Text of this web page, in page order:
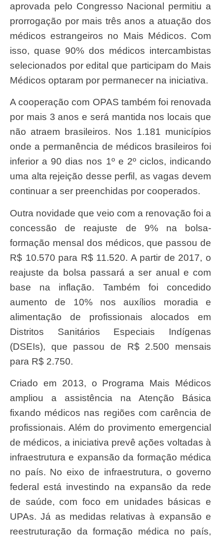
aprovada pelo Congresso Nacional permitiu a
prorrogação por mais três anos a atuação dos
médicos estrangeiros no Mais Médicos. Com
isso, quase 90% dos médicos intercambistas
selecionados por edital que participam do Mais
Médicos optaram por permanecer na iniciativa.
A cooperação com OPAS também foi renovada
por mais 3 anos e será mantida nos locais que
não atraem brasileiros. Nos 1.181 municípios
onde a permanência de médicos brasileiros foi
inferior a 90 dias nos 1º e 2º ciclos, indicando
uma alta rejeição desse perfil, as vagas devem
continuar a ser preenchidas por cooperados.
Outra novidade que veio com a renovação foi a
concessão de reajuste de 9% na bolsa-
formação mensal dos médicos, que passou de
R$ 10.570 para R$ 11.520. A partir de 2017, o
reajuste da bolsa passará a ser anual e com
base na inflação. Também foi concedido
aumento de 10% nos auxílios moradia e
alimentação de profissionais alocados em
Distritos Sanitários Especiais Indígenas
(DSEIs), que passou de R$ 2.500 mensais
para R$ 2.750.
Criado em 2013, o Programa Mais Médicos
ampliou a assistência na Atenção Básica
fixando médicos nas regiões com carência de
profissionais. Além do provimento emergencial
de médicos, a iniciativa prevê ações voltadas à
infraestrutura e expansão da formação médica
no país. No eixo de infraestrutura, o governo
federal está investindo na expansão da rede
de saúde, com foco em unidades básicas e
UPAs. Já as medidas relativas à expansão e
reestruturação da formação médica no país,